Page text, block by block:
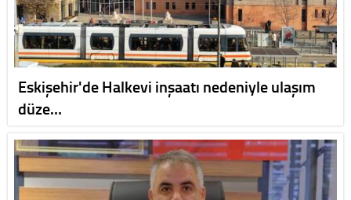
Eskişehir'de Halkevi inşaatı nedeniyle ulaşım
düze…